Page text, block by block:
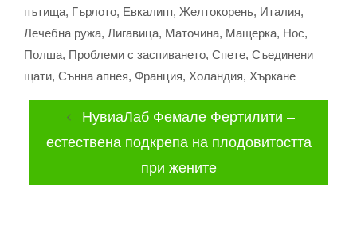
пътища, Гърлото, Евкалипт, Желтокорень, Италия,
Лечебна ружа, Лигавица, Маточина, Мащерка, Нос,
Полша, Проблеми с заспиването, Спете, Съединени
щати, Сънна апнея, Франция, Холандия, Хъркане
НувиаЛаб Фемале Фертилити –
естествена подкрепа на плодовитостта
при жените